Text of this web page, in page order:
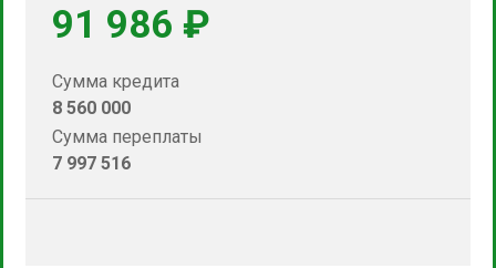
91 986 ₽
Сумма кредита
8 560 000
Сумма переплаты
7 997 516